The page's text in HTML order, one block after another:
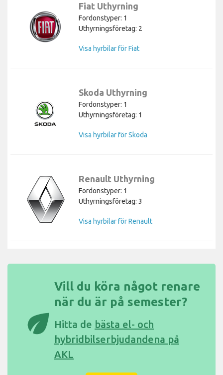
Fiat Uthyrning
Fordonstyper: 1
Uthyrningsföretag: 2
Visa hyrbilar för Fiat
Skoda Uthyrning
Fordonstyper: 1
Uthyrningsföretag: 1
Visa hyrbilar för Skoda
Renault Uthyrning
Fordonstyper: 1
Uthyrningsföretag: 3
Visa hyrbilar för Renault
eco
Vill du köra något renare
när du är på semester?
Hitta de bästa el- och
hybridbilserbjudandena på
AKL